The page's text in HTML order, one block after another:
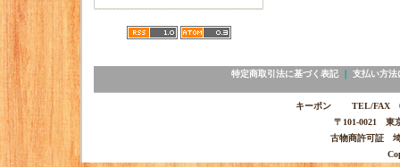
特定商取引法に基づく表記｜ 支払い方法
キーポン TEL/FAX
〒101-0021 東
古物商許可証